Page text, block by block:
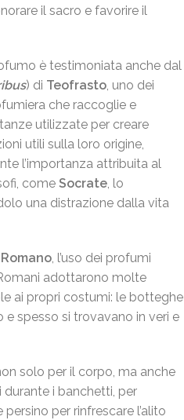
il sacro e favorire il
è testimoniata anche dal
) di Teofrasto, uno dei
che raccoglie e
utilizzate per creare
utili sulla loro origine,
l’importanza attribuita al
come Socrate, lo
una distrazione dalla vita
, l’uso dei profumi
adottarono molte
ai propri costumi: le botteghe
spesso si trovavano in veri e
solo per il corpo, ma anche
i banchetti, per
per rinfrescare l’alito